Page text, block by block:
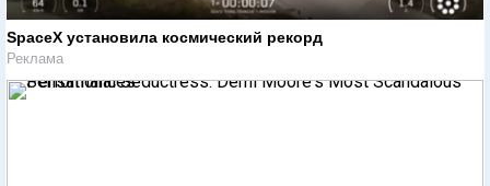
SpaceX установила космический рекорд
Реклама